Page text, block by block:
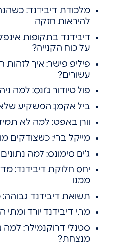
מלכודת דיבידנד:
להיראות חזקה
דיבידנד בתקופות
על כוח הקנייה?
פיליפ פישר: איך
עשורים?
פול טיודור ג’ונס: למה
ביל אקמן: המשקיע
וורן באפט: למה לא
מייקל ברי: כשצודקים
ג’ים סימונס: למה נתונים
יחס חלוקת דיבידנד:
ממנו
תשואת דיבידנד
מתי דיבידנד יורד ומתי
סטנלי דרוקנמילר:
מנצחת?